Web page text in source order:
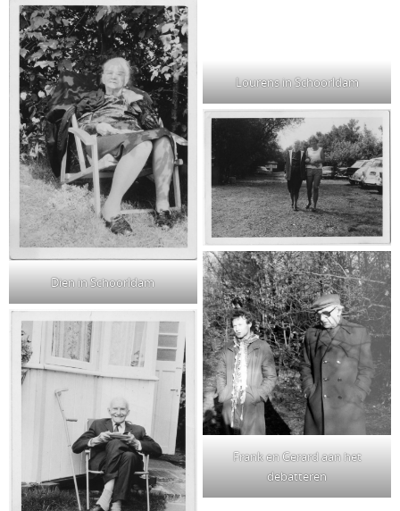
Dien in Schoorldam
Lourens in Schoorldam
Frank en Gerard aan het
debatteren